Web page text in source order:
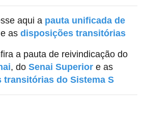
aqui a pauta unificada de
as disposições transitórias
a pauta de reivindicação do
, do Senai Superiore as
transitórias do Sistema S